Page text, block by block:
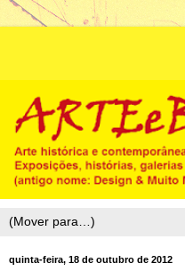
quinta-feira, 18 de outubro de 2012